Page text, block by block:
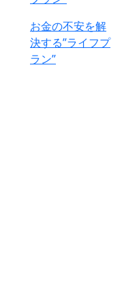
お金の不安を解
決する”ライフプ
ラン”